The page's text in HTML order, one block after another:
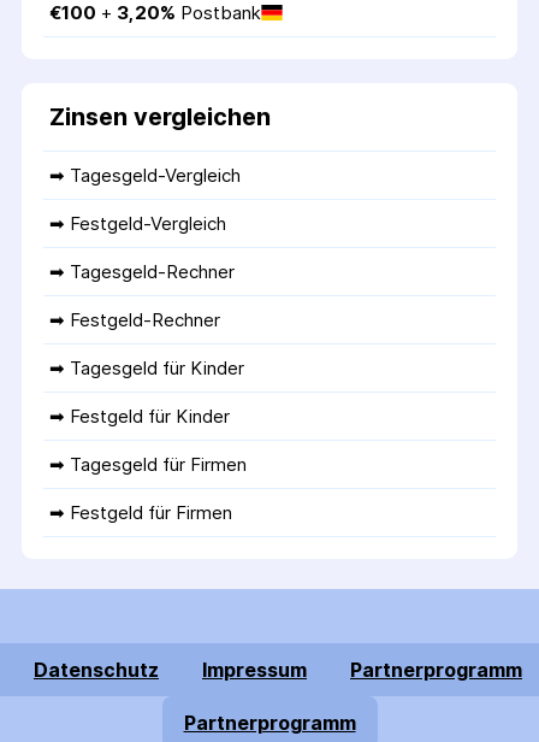
€100 + 3,20% Postbank
Zinsen vergleichen
➡ Tagesgeld-Vergleich
➡ Festgeld-Vergleich
➡ Tagesgeld-Rechner
➡ Festgeld-Rechner
➡ Tagesgeld für Kinder
➡ Festgeld für Kinder
➡ Tagesgeld für Firmen
➡ Festgeld für Firmen
Datenschutz Impressum Partnerprogramm
Partnerprogramm